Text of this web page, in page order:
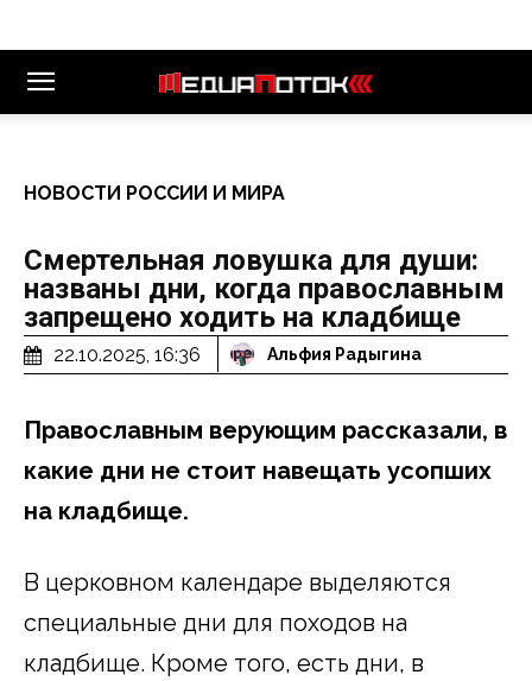
НОВОСТИ РОССИИ И МИРА
Смертельная ловушка для души:
названы дни, когда православным
запрещено ходить на кладбище
22.10.2025, 16:36 Альфия Радыгина
Православным верующим рассказали, в
какие дни не стоит навещать усопших
на кладбище.
В церковном календаре выделяются
специальные дни для походов на
кладбище. Кроме того, есть дни, в